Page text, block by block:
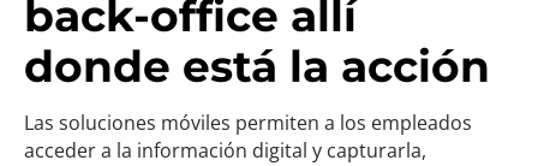
back-office allí
donde está la acción
Las soluciones móviles permiten a los empleados
acceder a la información digital y capturarla,